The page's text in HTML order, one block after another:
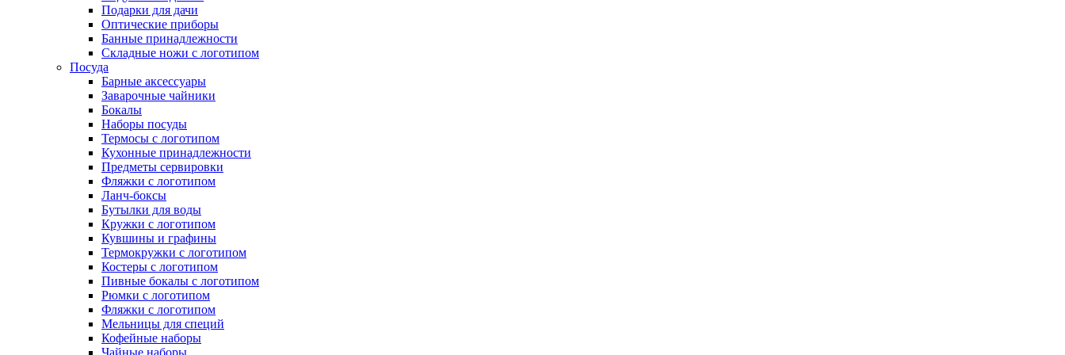
Подарки для дачи
Оптические приборы
Банные принадлежности
Складные ножи с логотипом
Посуда
Барные аксессуары
Заварочные чайники
Бокалы
Наборы посуды
Термосы с логотипом
Кухонные принадлежности
Предметы сервировки
Фляжки с логотипом
Ланч-боксы
Бутылки для воды
Кружки с логотипом
Кувшины и графины
Термокружки с логотипом
Костеры с логотипом
Пивные бокалы с логотипом
Рюмки с логотипом
Фляжки с логотипом
Мельницы для специй
Кофейные наборы
Чайные наборы